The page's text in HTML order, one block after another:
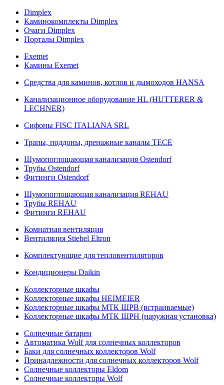
Dimplex
Каминокомплекты Dimplex
Очаги Dimplex
Порталы Dimplex
Exemet
Камины Exemet
Средства для каминов, котлов и дымоходов HANSA
Канализационное оборудование HL (HUTTERER &
LECHNER)
Сифоны FISC ITALIANA SRL
Трапы, поддоны, дренажные каналы TECE
Шумопоглощающая канализация Ostendorf
Трубы Ostendorf
Фитинги Ostendorf
Шумопоглощающая канализация REHAU
Трубы REHAU
Фитинги REHAU
Комнатная вентиляция
Вентиляция Stiebel Eltron
Комплектующие для тепловентиляторов
Кондиционеры Daikin
Коллекторные шкафы
Коллекторные шкафы HEIMEIER
Коллекторные шкафы МТК ШРВ (встраиваемые)
Коллекторные шкафы МТК ШРН (наружная установка)
Солнечные батареи
Автоматика Wolf для солнечных коллекторов
Баки для солнечных коллекторов Wolf
Принадлежности для солнечных коллекторов Wolf
Солнечные коллекторы Eldom
Солнечные коллекторы Wolf